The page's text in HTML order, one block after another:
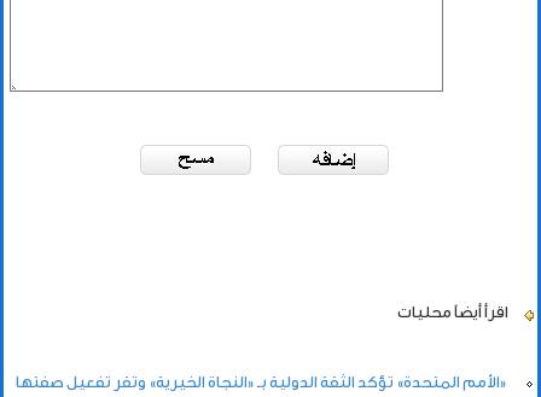
اقرأ أيضاً محليات
«الأمم المتحدة» تؤكد الثقة الدولية بـ «النجاة الخيرية» وتقر تفعيل صفتها